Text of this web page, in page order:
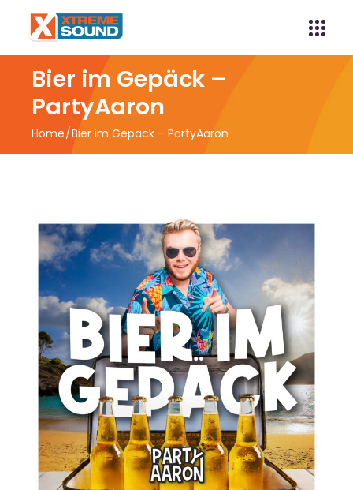
Bier im Gepäck –
PartyAaron
Home Bier im Gepäck – PartyAaron